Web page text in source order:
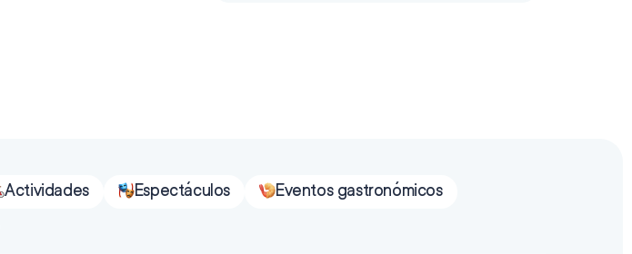
Actividades Espectáculos Eventos gastronómicos